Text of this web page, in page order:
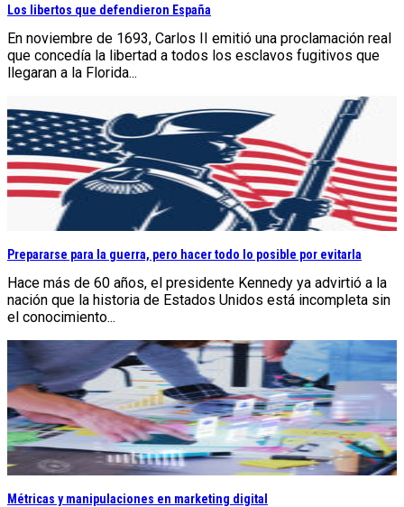
Los libertos que defendieron España
En noviembre de 1693, Carlos II emitió una proclamación real
que concedía la libertad a todos los esclavos fugitivos que
llegaran a la Florida...
Prepararse para la guerra, pero hacer todo lo posible por evitarla
Hace más de 60 años, el presidente Kennedy ya advirtió a la
nación que la historia de Estados Unidos está incompleta sin
el conocimiento...
Métricas y manipulaciones en marketing digital